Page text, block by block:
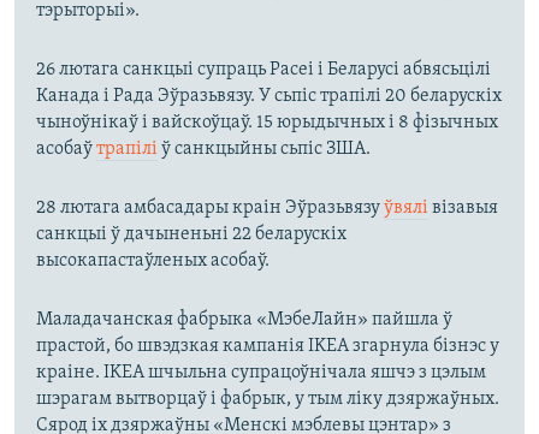
тэрыторыі».
26 лютага санкцыі супраць Расеі і Беларусі абвясьцілі
Канада і Рада Эўразьвязу. У сьпіс трапілі 20 беларускіх
чыноўнікаў і вайскоўцаў. 15 юрыдычных і 8 фізычных
асобаўтрапілі ў санкцыйны сьпіс ЗША.
28 лютага амбасадары краін Эўразьвязуўвялі візавыя
санкцыі ў дачыненьні 22 беларускіх
высокапастаўленых асобаў.
Маладачанская фабрыка «МэбеЛайн» пайшла ў
прастой, бо швэдзкая кампанія IKEA згарнула бізнэс у
краіне. IKEA шчыльна супрацоўнічала яшчэ з цэлым
шэрагам вытворцаў і фабрык, у тым ліку дзяржаўных.
Сярод іх дзяржаўны «Менскі мэблевы цэнтар» з